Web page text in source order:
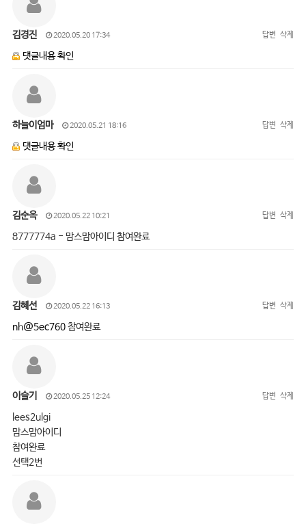
김경진 2020.05.20 17:34 답변 삭제
댓글내용 확인
하늘이엄마 2020.05.21 18:16 답변 삭제
댓글내용 확인
김순옥 2020.05.22 10:21 답변 삭제
8777774a - 맘스맘아이디 참여완료
김혜선 2020.05.22 16:13 답변 삭제
nh@5ec760참여완료
이슬기 2020.05.25 12:24 답변 삭제
lees2ulgi
맘스맘아이디
참여완료
선택2번